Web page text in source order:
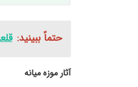
حتماً ببینید:
آثار موزه میانه